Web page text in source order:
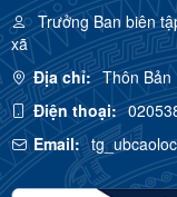
Trưởng Ban biên
xã
Địa chỉ: Thôn Bản
Điện thoại:
Email: